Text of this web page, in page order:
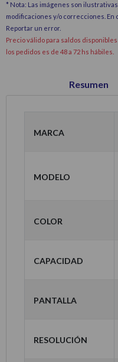
* Nota: Las imágenes son
modificaciones y/o correcciones. En
Reportar un error.
Precio válido para saldos
los pedidos es de 48 a 72 hs hábiles.
Resumen
Marca
Modelo
Color
Capacidad
Pantalla
Resolución